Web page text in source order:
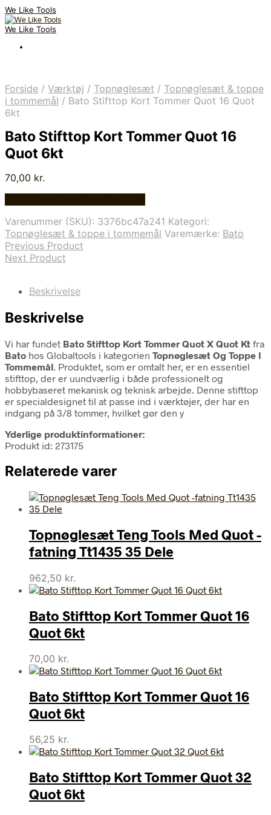
We Like Tools
We Like Tools
Forside / Værktøj / Topnøglesæt / Topnøglesæt & toppe
i tommemål / Bato Stifttop Kort Tommer Quot 16 Quot
6kt
Bato Stifttop Kort Tommer Quot 16
Quot 6kt
70,00 kr.
Varenummer (SKU): 3376bc47a241 Kategori:
Topnøglesæt & toppe i tommemål Varemærke: Bato
Previous Product
Next Product
Beskrivelse
Beskrivelse
Vi har fundet Bato Stifttop Kort Tommer Quot X Quot Kt fra
Bato hos Globaltools i kategorien Topnøglesæt Og Toppe I
Tommemål. Produktet, som er omtalt her, er en essentiel
stifttop, der er uundværlig i både professionelt og
hobbybaseret mekanisk og teknisk arbejde. Denne stifttop
er specialdesignet til at passe ind i værktøjer, der har en
indgang på 3/8 tommer, hvilket gør den y
Yderlige produktinformationer:
Produkt id: 273175
Relaterede varer
Topnøglesæt Teng Tools Med Quot -
fatning Tt1435 35 Dele
962,50 kr.
Bato Stifttop Kort Tommer Quot 16
Quot 6kt
70,00 kr.
Bato Stifttop Kort Tommer Quot 16
Quot 6kt
56,25 kr.
Bato Stifttop Kort Tommer Quot 32
Quot 6kt